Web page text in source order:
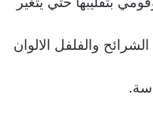
والفلفل الالوان